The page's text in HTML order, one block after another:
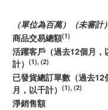
（單位為百萬）（未審計）
商品交易總額(1)
活躍客戶（過去12個月，
計） (1), (2)
已發貨總訂單數（過去12
月，以千計） (1), (2)
淨銷售額